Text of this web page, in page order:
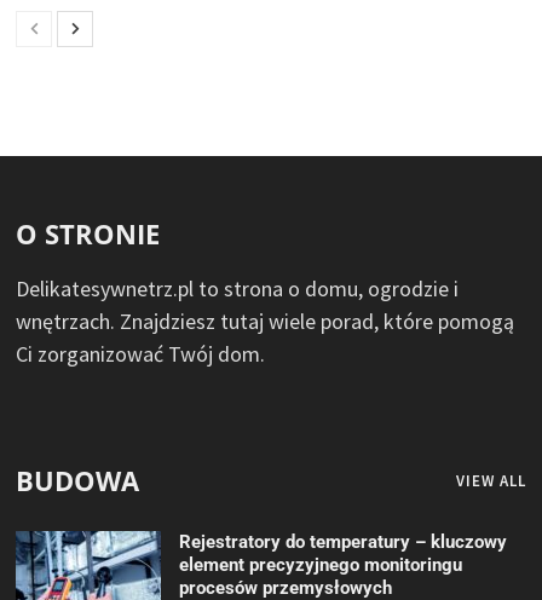
O STRONIE
Delikatesywnetrz.pl to strona o domu, ogrodzie i
wnętrzach. Znajdziesz tutaj wiele porad, które pomogą
Ci zorganizować Twój dom.
BUDOWA VIEW ALL
Rejestratory do temperatury – kluczowy
element precyzyjnego monitoringu
procesów przemysłowych